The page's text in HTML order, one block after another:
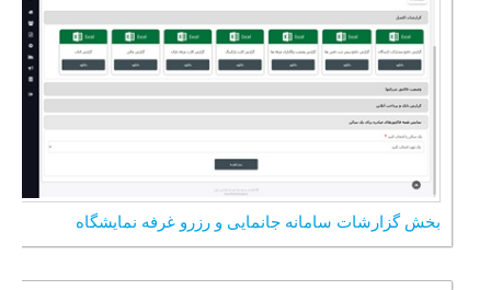
بخش گزارشات سامانه جانمایی و رزرو غرفه نمایشگاه